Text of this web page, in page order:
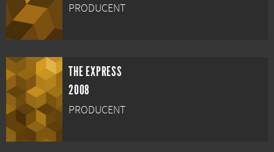
PRODUCENT
THE EXPRESS
2008
PRODUCENT